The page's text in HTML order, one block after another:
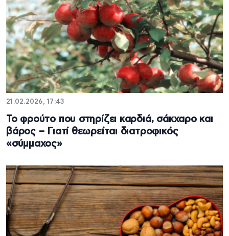
21.02.2026, 17:43
Το φρούτο που στηρίζει καρδιά, σάκχαρο και
βάρος – Γιατί θεωρείται διατροφικός
«σύμμαχος»